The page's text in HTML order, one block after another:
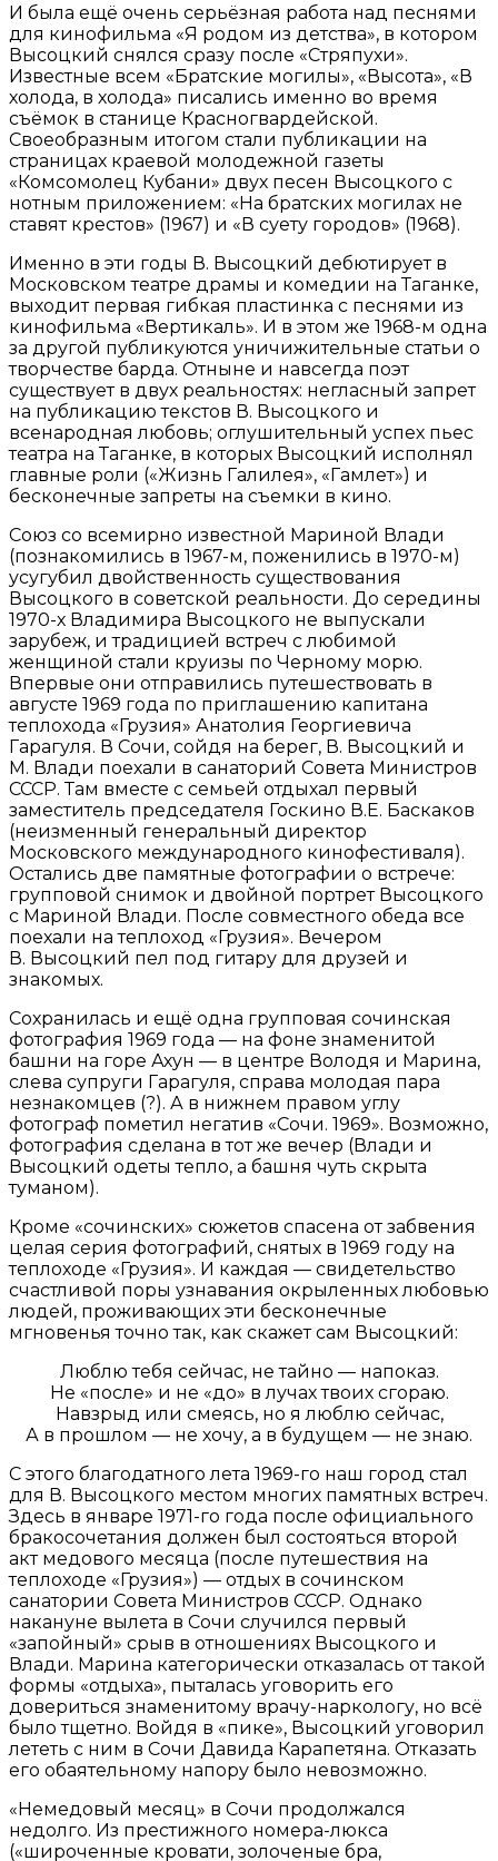
И была ещё очень серьёзная работа над песнями
для кинофильма «Я родом из детства», в котором
Высоцкий снялся сразу после «Стряпухи».
Известные всем «Братские могилы», «Высота», «В
холода, в холода» писались именно во время
съёмок в станице Красногвардейской.
Своеобразным итогом стали публикации на
страницах краевой молодежной газеты
«Комсомолец Кубани» двух песен Высоцкого с
нотным приложением: «На братских могилах не
ставят крестов» (1967) и «В суету городов» (1968).
Именно в эти годы В. Высоцкий дебютирует в
Московском театре драмы и комедии на Таганке,
выходит первая гибкая пластинка с песнями из
кинофильма «Вертикаль». И в этом же 1968-м одна
за другой публикуются уничижительные статьи о
творчестве барда. Отныне и навсегда поэт
существует в двух реальностях: негласный запрет
на публикацию текстов В. Высоцкого и
всенародная любовь; оглушительный успех пьес
театра на Таганке, в которых Высоцкий исполнял
главные роли («Жизнь Галилея», «Гамлет») и
бесконечные запреты на съемки в кино.
Союз со всемирно известной Мариной Влади
(познакомились в 1967-м, поженились в 1970-м)
усугубил двойственность существования
Высоцкого в советской реальности. До середины
1970-х Владимира Высоцкого не выпускали
зарубеж, и традицией встреч с любимой
женщиной стали круизы по Черному морю.
Впервые они отправились путешествовать в
августе 1969 года по приглашению капитана
теплохода «Грузия» Анатолия Георгиевича
Гарагуля. В Сочи, сойдя на берег, В. Высоцкий и
М. Влади поехали в санаторий Совета Министров
СССР. Там вместе с семьей отдыхал первый
заместитель председателя Госкино В.Е. Баскаков
(неизменный генеральный директор
Московского международного кинофестиваля).
Остались две памятные фотографии о встрече:
групповой снимок и двойной портрет Высоцкого
с Мариной Влади. После совместного обеда все
поехали на теплоход «Грузия». Вечером
В. Высоцкий пел под гитару для друзей и
знакомых.
Сохранилась и ещё одна групповая сочинская
фотография 1969 года — на фоне знаменитой
башни на горе Ахун — в центре Володя и Марина,
слева супруги Гарагуля, справа молодая пара
незнакомцев (?). А в нижнем правом углу
фотограф пометил негатив «Сочи. 1969». Возможно,
фотография сделана в тот же вечер (Влади и
Высоцкий одеты тепло, а башня чуть скрыта
туманом).
Кроме «сочинских» сюжетов спасена от забвения
целая серия фотографий, снятых в 1969 году на
теплоходе «Грузия». И каждая — свидетельство
счастливой поры узнавания окрыленных любовью
людей, проживающих эти бесконечные
мгновенья точно так, как скажет сам Высоцкий:
Люблю тебя сейчас, не тайно — напоказ.
Не «после» и не «до» в лучах твоих сгораю.
Навзрыд или смеясь, но я люблю сейчас,
А в прошлом — не хочу, а в будущем — не знаю.
С этого благодатного лета 1969-го наш город стал
для В. Высоцкого местом многих памятных встреч.
Здесь в январе 1971-го года после официального
бракосочетания должен был состояться второй
акт медового месяца (после путешествия на
теплоходе «Грузия») — отдых в сочинском
санатории Совета Министров СССР. Однако
накануне вылета в Сочи случился первый
«запойный» срыв в отношениях Высоцкого и
Влади. Марина категорически отказалась от такой
формы «отдыха», пыталась уговорить его
довериться знаменитому врачу-наркологу, но всё
было тщетно. Войдя в «пике», Высоцкий уговорил
лететь с ним в Сочи Давида Карапетяна. Отказать
его обаятельному напору было невозможно.
«Немедовый месяц» в Сочи продолжался
недолго. Из престижного номера-люкса
(«широченные кровати, золоченые бра,